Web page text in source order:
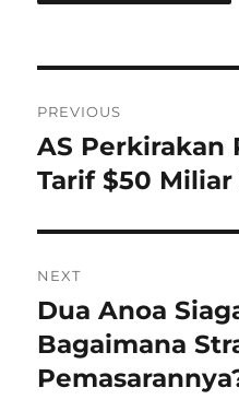
o
s
t
n
a
v
PREVIOUS
P
r
v
i
o
s
p
AS Perkirakan
Tarif $50
NEXT
N
e
x
Dua Anoa
Bagaimana